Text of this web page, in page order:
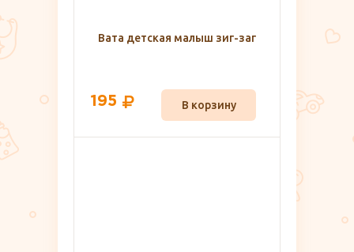
Вата детская малыш зиг-заг
195 В корзину